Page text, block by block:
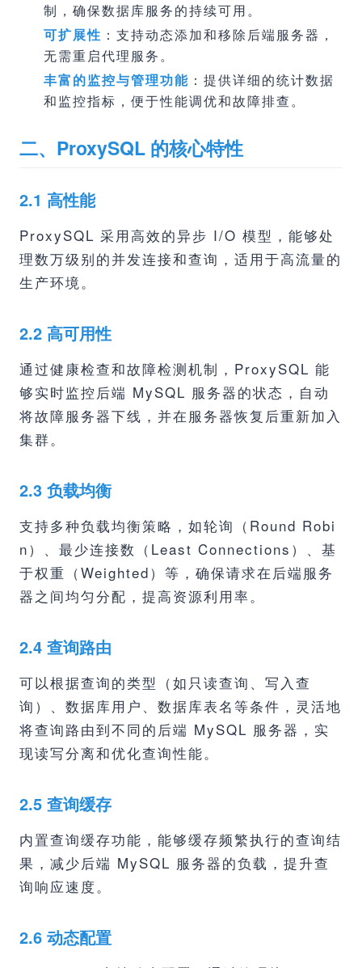
制，确保数据库服务的持续可用。
可扩展性 ：支持动态添加和移除后端服务器，
无需重启代理服务。
丰富的监控与管理功能 ：提供详细的统计数据
和监控指标，便于性能调优和故障排查。
二、ProxySQL 的核心特性
2.1 高性能
ProxySQL 采用高效的异步 I/O 模型，能够处
理数万级别的并发连接和查询，适用于高流量的
生产环境。
2.2 高可用性
通过健康检查和故障检测机制，ProxySQL 能
够实时监控后端 MySQL 服务器的状态，自动
将故障服务器下线，并在服务器恢复后重新加入
集群。
2.3 负载均衡
支持多种负载均衡策略，如轮询（Round Robi
n）、最少连接数（Least Connections）、基
于权重（Weighted）等，确保请求在后端服务
器之间均匀分配，提高资源利用率。
2.4 查询路由
可以根据查询的类型（如只读查询、写入查
询）、数据库用户、数据库表名等条件，灵活地
将查询路由到不同的后端 MySQL 服务器，实
现读写分离和优化查询性能。
2.5 查询缓存
内置查询缓存功能，能够缓存频繁执行的查询结
果，减少后端 MySQL 服务器的负载，提升查
询响应速度。
2.6 动态配置